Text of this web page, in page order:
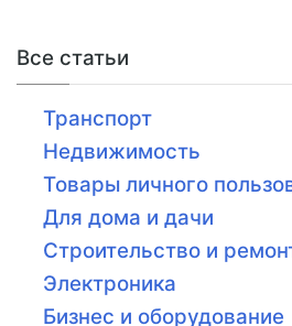
Все статьи
Транспорт
Недвижимость
Товары личного
Для дома и дачи
Строительство и
Электроника
Бизнес и оборудование